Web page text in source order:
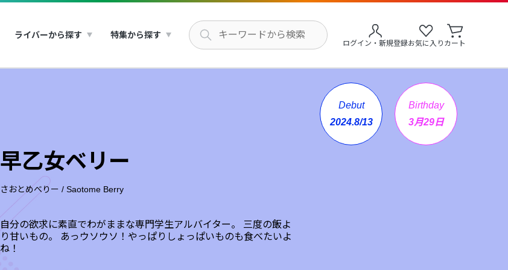
ライバーから探す 特集から探す
ログイン・新規登録お気に入り カート
早乙女ベリー
さおとめべりー / Saotome Berry
自分の欲求に素直でわがままな専門学生アルバイター。 三度の飯よ
り甘いもの。 あっウソウソ！やっぱりしょっぱいものも食べたいよ
ね！
Debut
2024.8/13
Birthday
3月29日